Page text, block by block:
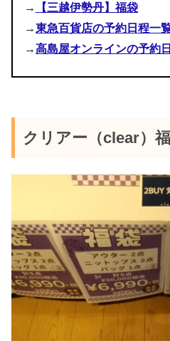
→
【三越伊勢丹】福袋
→東急百貨店の予約日程一
→高島屋オンラインの予約
クリアー（clear）